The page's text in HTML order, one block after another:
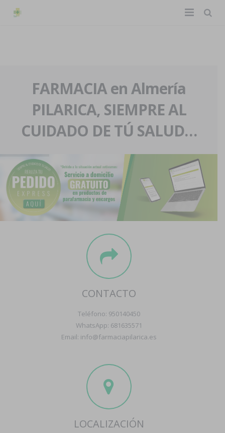
La farmacia
Nuestra historia
Nuestro equipo
Eventos
Servicios y reservas
Pedidos express
Blog
Contacto
Boletín
FARMACIA en Almería
PILARICA, SIEMPRE AL
CUIDADO DE TÚ SALUD…
CONTACTO
Teléfono: 950140450
WhatsApp: 681635571
Email: info@farmaciapilarica.es
LOCALIZACIÓN